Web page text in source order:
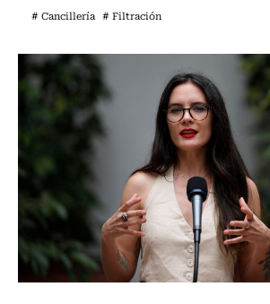
# Cancillería # Filtración